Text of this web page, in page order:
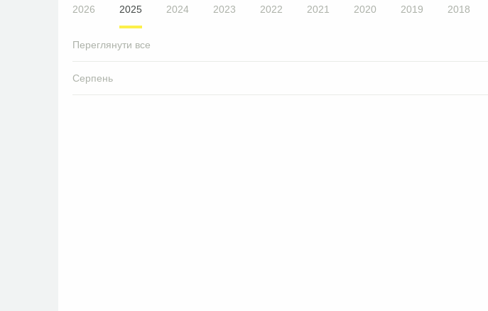
2026 2025 2024 2023 2022 2021 2020 2019 2018
Переглянути все
Серпень